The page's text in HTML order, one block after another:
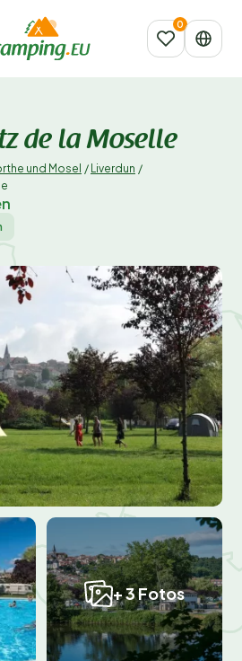
de la Moselle
und Mosel / Liverdun /
+ 3 Fotos